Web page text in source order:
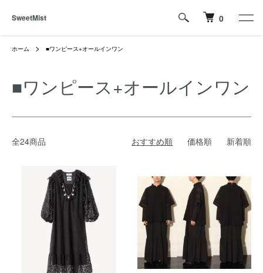
SweetMist 0
ホーム ■ワンピース+オールインワン
■ワンピース+オールインワン
全24商品 おすすめ順 価格順 新着順